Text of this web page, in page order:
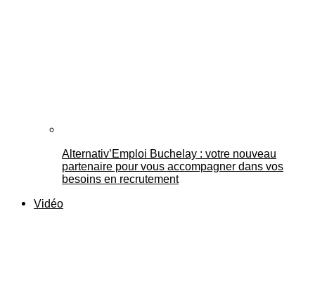
Alternativ’Emploi Buchelay : votre nouveau
partenaire pour vous accompagner dans vos
besoins en recrutement
Vidéo